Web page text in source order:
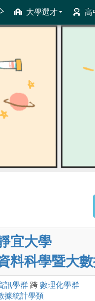
大學選才 高
才輔助系統
宜大學
料科學暨大
訊學群 跨 數理化學群
據統計學類